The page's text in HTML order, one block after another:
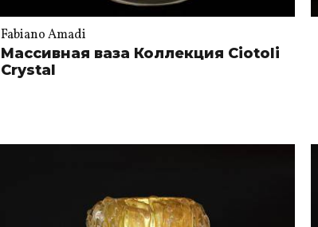
Fabiano Amadi
Массивная ваза Коллекция Ciotoli
Crystal